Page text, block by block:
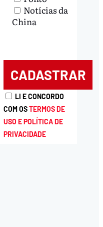
Notícias da
China
LI E CONCORDO
COM OSTERMOS DE
USO E POLÍTICA DE
PRIVACIDADE